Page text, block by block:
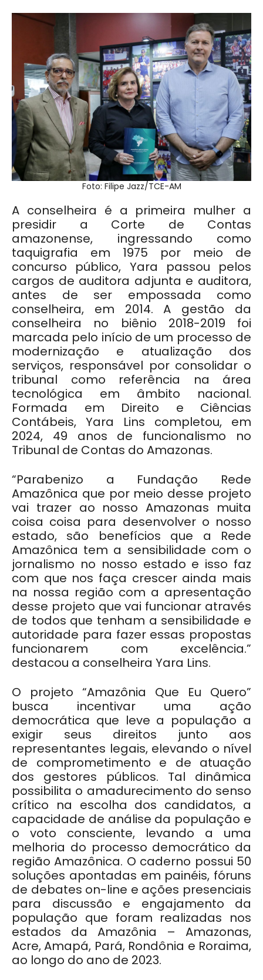
Foto: Filipe Jazz/TCE-AM
A conselheira é a primeira mulher a
presidir a Corte de Contas
amazonense, ingressando como
taquigrafia em 1975 por meio de
concurso público, Yara passou pelos
cargos de auditora adjunta e auditora,
antes de ser empossada como
conselheira, em 2014. A gestão da
conselheira no biênio 2018-2019 foi
marcada pelo início de um processo de
modernização e atualização dos
serviços, responsável por consolidar o
tribunal como referência na área
tecnológica em âmbito nacional.
Formada em Direito e Ciências
Contábeis, Yara Lins completou, em
2024, 49 anos de funcionalismo no
Tribunal de Contas do Amazonas.
“Parabenizo a Fundação Rede
Amazônica que por meio desse projeto
vai trazer ao nosso Amazonas muita
coisa coisa para desenvolver o nosso
estado, são benefícios que a Rede
Amazônica tem a sensibilidade com o
jornalismo no nosso estado e isso faz
com que nos faça crescer ainda mais
na nossa região com a apresentação
desse projeto que vai funcionar através
de todos que tenham a sensibilidade e
autoridade para fazer essas propostas
funcionarem com excelência.”
destacou a conselheira Yara Lins.
O projeto “Amazônia Que Eu Quero”
busca incentivar uma ação
democrática que leve a população a
exigir seus direitos junto aos
representantes legais, elevando o nível
de comprometimento e de atuação
dos gestores públicos. Tal dinâmica
possibilita o amadurecimento do senso
crítico na escolha dos candidatos, a
capacidade de análise da população e
o voto consciente, levando a uma
melhoria do processo democrático da
região Amazônica. O caderno possui 50
soluções apontadas em painéis, fóruns
de debates on-line e ações presenciais
para discussão e engajamento da
população que foram realizadas nos
estados da Amazônia – Amazonas,
Acre, Amapá, Pará, Rondônia e Roraima,
ao longo do ano de 2023.